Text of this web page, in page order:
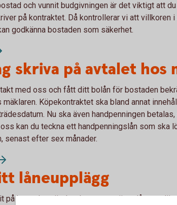
och vunnit budgivningen är det viktigt att
på kontraktet. Då kontrollerar vi att villkoren
godkänna bostaden som säkerhet.
skriva på avtalet hos
med oss och fått ditt bolån för bostaden
Köpekontraktet ska bland annat
Nu ska även handpenningen
kan du teckna ett handpenningslån som ska
senast efter sex månader.
låneupplägg
på kontraktet är det dags att se över